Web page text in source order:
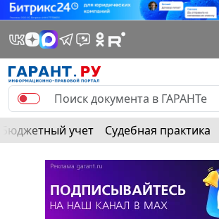
Бюджетный учет Судебная практика